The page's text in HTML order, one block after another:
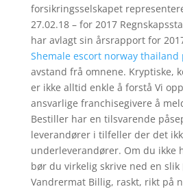
forsikringsselskapet
27.02.18 – for 2017
har avlagt sin årsrapport for
Shemale escort norway thailand
avstand frå omnene. Kryptiske,
er ikke alltid enkle å forstå Vi
ansvarlige franchisegivere å
Bestiller har en tilsvarende
leverandører i tilfeller der det
underleverandører. Om du ikke
bør du virkelig skrive ned en slik
Vandrermat Billig, raskt, rikt på